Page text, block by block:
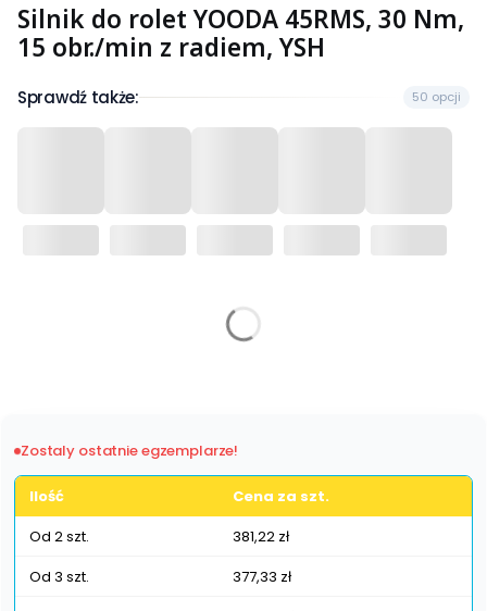
Silnik do rolet YOODA 45RMS, 30 Nm,
15 obr./min z radiem, YSH
Sprawdź także: 50 opcji
Poszczególne warianty mogą różnić się ceną
Zostaly ostatnie egzemplarze!
Ilość
Cena za szt.
Od 2 szt.
381,22 zł
Od 3 szt.
377,33 zł